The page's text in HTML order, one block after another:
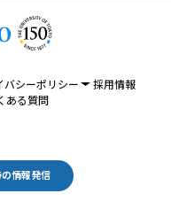
バシーポリシー
採用情報
ある質問
情報発信